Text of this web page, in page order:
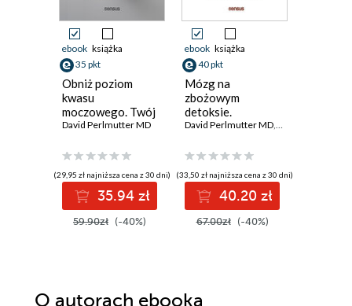
ebook książka
35 pkt
Obniż poziom
kwasu
moczowego. Twój
klucz do utraty
poziomu cukru i
znakomitego
zdrowia
David Perlmutter MD
(29,95 zł najniższa cena z 30 dni)
35.94 zł
59.90zł (-40%)
ebook książka
40 pkt
Mózg na
zbożowym
detoksie.
Zaskakująca
węglowodanach i
cukrze - cichych
zabójcach
Twojego mózgu
David Perlmutter MD, Kristin Loberg
(33,50 zł najniższa cena z 30 dni)
40.20 zł
67.00zł (-40%)
O autorach ebooka